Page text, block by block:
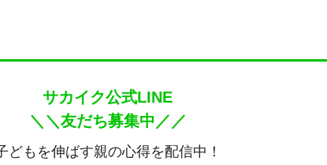
サカイク公式LINE
＼＼友だち募集中／／
どもを伸ばす親の心得を配信中！